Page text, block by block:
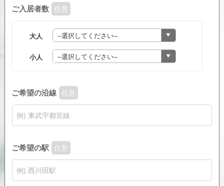
ご入居者数 任意
大人
小人
ご希望の沿線 任意
ご希望の駅 任意